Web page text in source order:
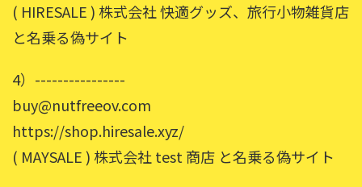
( HIRESALE ) 株式会社 快適グッズ、旅行小物雑貨店
と名乗る偽サイト
4）----------------
buy@nutfreeov.com
https://shop.hiresale.xyz/
( MAYSALE ) 株式会社 test 商店 と名乗る偽サイト